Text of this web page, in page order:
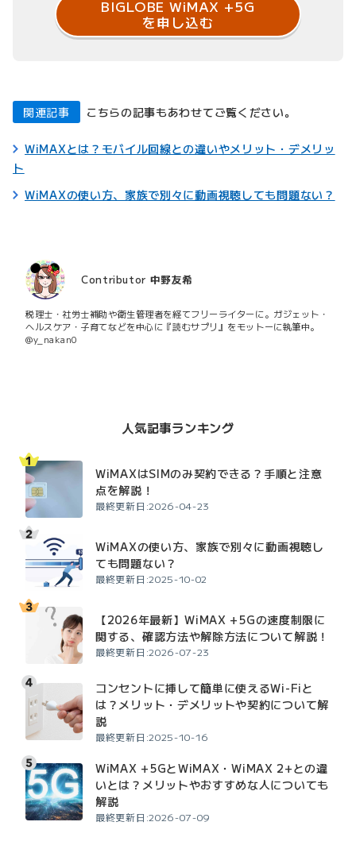
BIGLOBE WiMAX +5G
を申し込む
関連記事 こちらの記事もあわせてご覧ください。
WiMAXとは？モバイル回線との違いやメリット・デメリッ
ト
WiMAXの使い方、家族で別々に動画視聴しても問題ない？
Contributor 中野友希
税理士・社労士補助や衛生管理者を経てフリーライターに。ガジェット・
ヘルスケア・子育てなどを中心に『読むサプリ』をモットーに執筆中。
@y_nakan0
人気記事ランキング
WiMAXはSIMのみ契約できる？手順と注意
点を解説！
最終更新日:2026-04-23
WiMAXの使い方、家族で別々に動画視聴し
ても問題ない？
最終更新日:2025-10-02
【2026年最新】WiMAX +5Gの速度制限に
関する、確認方法や解除方法について解説！
最終更新日:2026-07-23
コンセントに挿して簡単に使えるWi-Fiと
は？メリット・デメリットや契約について解
説
最終更新日:2025-10-16
WiMAX +5GとWiMAX・WiMAX 2+との違
いとは？メリットやおすすめな人についても
解説
最終更新日:2026-07-09